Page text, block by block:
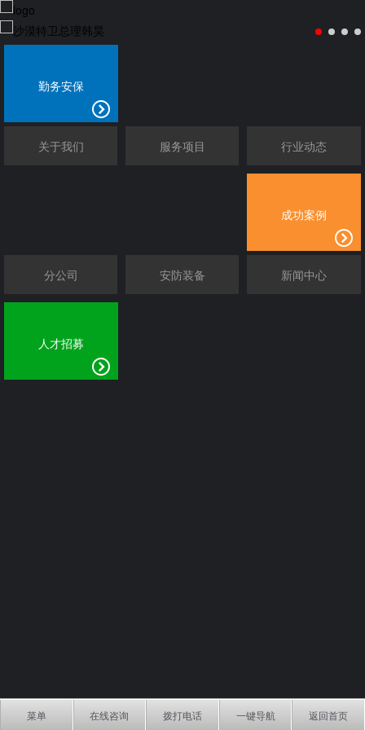
勤务安保
关于我们 服务项目 行业动态
成功案例
分公司 安防装备 新闻中心
人才招募
菜单 在线咨询 拨打电话 一键导航 返回首页